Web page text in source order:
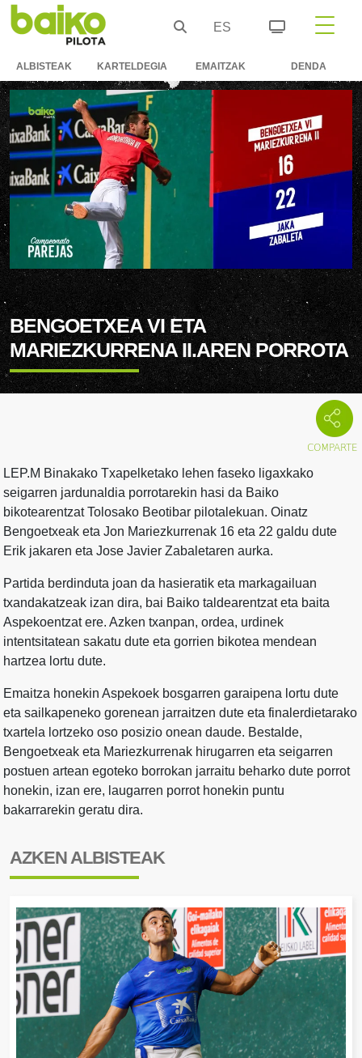
ES
ALBISTEAK KARTELDEGIA EMAITZAK DENDA
BENGOETXEA VI ETA
MARIEZKURRENA II.AREN PORROTA
LEP.M Binakako Txapelketako lehen faseko ligaxkako
seigarren jardunaldia porrotarekin hasi da Baiko
bikotearentzat Tolosako Beotibar pilotalekuan. Oinatz
Bengoetxeak eta Jon Mariezkurrenak 16 eta 22 galdu dute
Erik jakaren eta Jose Javier Zabaletaren aurka.
Partida berdinduta joan da hasieratik eta markagailuan
txandakatzeak izan dira, bai Baiko taldearentzat eta baita
Aspekoentzat ere. Azken txanpan, ordea, urdinek
intentsitatean sakatu dute eta gorrien bikotea mendean
hartzea lortu dute.
Emaitza honekin Aspekoek bosgarren garaipena lortu dute
eta sailkapeneko gorenean jarraitzen dute eta finalerdietarako
txartela lortzeko oso posizio onean daude. Bestalde,
Bengoetxeak eta Mariezkurrenak hirugarren eta seigarren
postuen artean egoteko borrokan jarraitu beharko dute porrot
honekin, izan ere, laugarren porrot honekin puntu
bakarrarekin geratu dira.
AZKEN ALBISTEAK